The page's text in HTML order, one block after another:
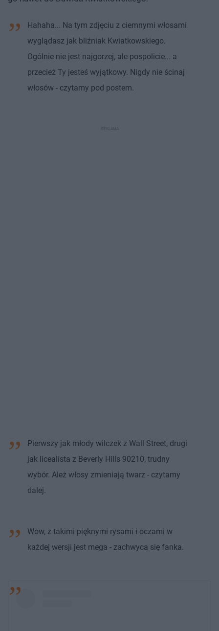
Hahaha... Na tym zdjęciu z ciemnymi włosami
wyglądasz jak bliźniak Kwiatkowskiego.
Ogólnie nie jest najgorzej, ale pospolicie... a
przecież Ty jesteś wyjątkowy. Nigdy nie ścinaj
włosów - czytamy pod postem.
Pierwszy jak młody wilczek z Wall Street, drugi
jak licealista z Beverly Hills 90210, trudny
wybór. Ależ włosy zmieniają twarz - czytamy
dalej.
Wow, z takimi pięknymi rysami i oczami w
każdej wersji jest mega - zachwyca się fanka.